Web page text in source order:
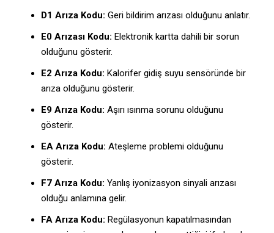
D1 Arıza Kodu: Geri bildirim arızası olduğunu anlatır.
E0 Arızası Kodu: Elektronik kartta dahili bir sorun
olduğunu gösterir.
E2 Arıza Kodu: Kalorifer gidiş suyu sensöründe bir
arıza olduğunu gösterir.
E9 Arıza Kodu: Aşırı ısınma sorunu olduğunu
gösterir.
EA Arıza Kodu: Ateşleme problemi olduğunu
gösterir.
F7 Arıza Kodu: Yanlış iyonizasyon sinyali arızası
olduğu anlamına gelir.
FA Arıza Kodu: Regülasyonun kapatılmasından